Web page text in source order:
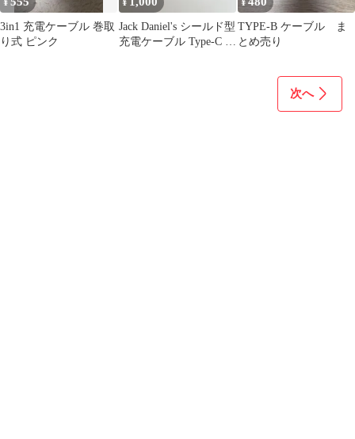
¥
3in1 充電ケーブル 巻取
り式 ピンク
¥
Jack Daniel's シールド型
充電ケーブル Type-C バ
¥
TYPE-B ケーブル ま
とめ売り
次へ